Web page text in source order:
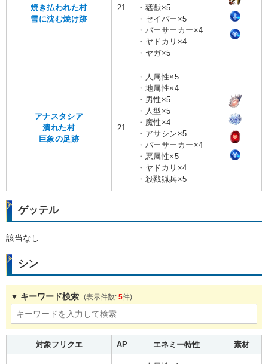
焼き払われた村
雪に沈む焼け跡
21
・猛獣×5
・セイバー×5
・バーサーカー×4
・ヤドカリ×4
・ヤガ×5
アナスタシア
潰れた村
巨象の足跡
21
・人属性×5
・地属性×4
・男性×5
・人型×5
・魔性×4
・アサシン×5
・バーサーカー×4
・悪属性×5
・ヤドカリ×4
・殺戮猟兵×5
ゲッテル
該当なし
シン
キーワード検索 5
対象フリクエ AP エネミー特性 素材